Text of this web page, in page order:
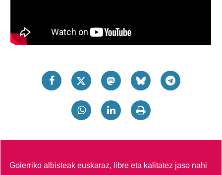
Goierriko albisteak euskaraz, libre eta kalitatez jaso nahi